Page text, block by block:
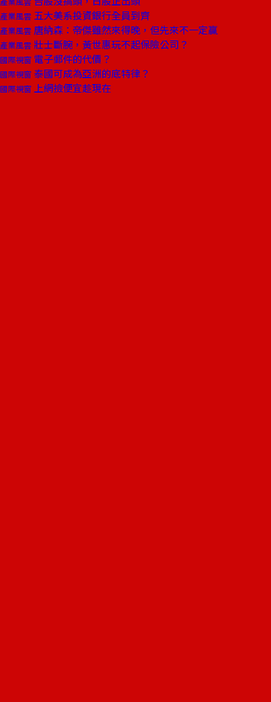
產業風雲 五大美系投資銀行全員到齊
產業風雲 唐納森：帝傑雖然來得晚，但先來不一定贏
產業風雲 壯士斷腕，黃世惠玩不起保險公司？
國際視窗 電子郵件的代價？
國際視窗 泰國可成為亞洲的底特律？
國際視窗 上網撿便宜趁現在